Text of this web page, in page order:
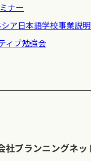
ナー
ア日本語学校事業説
ィブ勉強会
社プランニングネッ